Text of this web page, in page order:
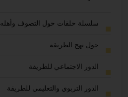
سلسلة حلقات حول التصوف وأهله
حول نهج الطريقة
الدور الاجتماعي للطريقة
الدور التربوي والتعليمي للطريقة